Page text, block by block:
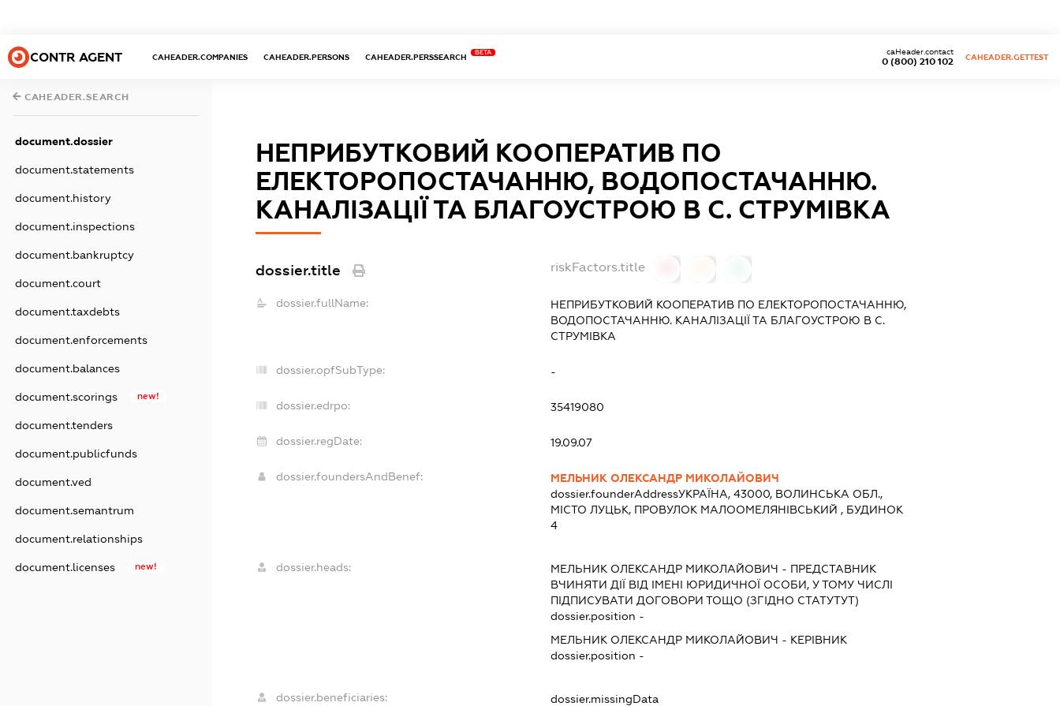
CONTR AGENT CAHEADER.COMPANIES CAHEADER.PERSONS CAHEADER.PERSSEARCH
BETA
0 (800) 210 102
caHeader.contact
CAHEADER.GETTEST
CAHEADER.SEARCH
document.dossier
document.statements
document.history
document.inspections
document.bankruptcy
document.court
document.taxdebts
document.enforcements
document.balances
document.scorings new!
document.tenders
document.publicfunds
document.ved
document.semantrum
document.relationships
document.licenses new!
НЕПРИБУТКОВИЙ КООПЕРАТИВ ПО
ЕЛЕКТОРОПОСТАЧАННЮ, ВОДОПОСТАЧАННЮ.
КАНАЛІЗАЦІЇ ТА БЛАГОУСТРОЮ В С. СТРУМІВКА
dossier.title riskFactors.title
dossier.fullName:
НЕПРИБУТКОВИЙ КООПЕРАТИВ ПО ЕЛЕКТОРОПОСТАЧАННЮ,
ВОДОПОСТАЧАННЮ. КАНАЛІЗАЦІЇ ТА БЛАГОУСТРОЮ В С.
СТРУМІВКА
dossier.opfSubType: -
dossier.edrpo: 35419080
dossier.regDate: 19.09.07
dossier.foundersAndBenef:
МЕЛЬНИК ОЛЕКСАНДР МИКОЛАЙОВИЧ
dossier.founderAddressУКРАЇНА, 43000, ВОЛИНСЬКА ОБЛ.,
МІСТО ЛУЦЬК, ПРОВУЛОК МАЛООМЕЛЯНІВСЬКИЙ , БУДИНОК
4
dossier.heads: МЕЛЬНИК ОЛЕКСАНДР МИКОЛАЙОВИЧ - ПРЕДСТАВНИК
ВЧИНЯТИ ДІЇ ВІД ІМЕНІ ЮРИДИЧНОЇ ОСОБИ, У ТОМУ ЧИСЛІ
ПІДПИСУВАТИ ДОГОВОРИ ТОЩО (ЗГІДНО СТАТУТУТ)
dossier.position -
МЕЛЬНИК ОЛЕКСАНДР МИКОЛАЙОВИЧ - КЕРІВНИК
dossier.position -
dossier.beneficiaries: dossier.missingData